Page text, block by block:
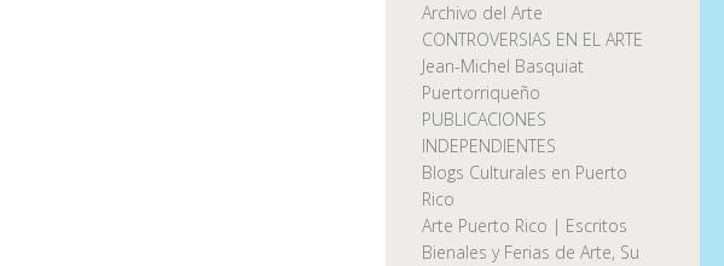
Archivo del Arte
CONTROVERSIAS EN EL ARTE
Jean-Michel Basquiat
Puertorriqueño
PUBLICACIONES
INDEPENDIENTES
Blogs Culturales en Puerto
Rico
Arte Puerto Rico | Escritos
Bienales y Ferias de Arte, Su